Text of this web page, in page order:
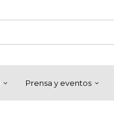
Prensa y eventos